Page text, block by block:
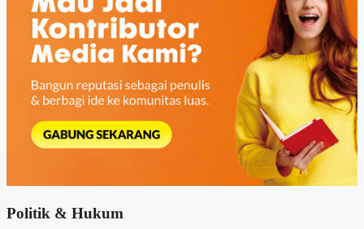
Politik & Hukum